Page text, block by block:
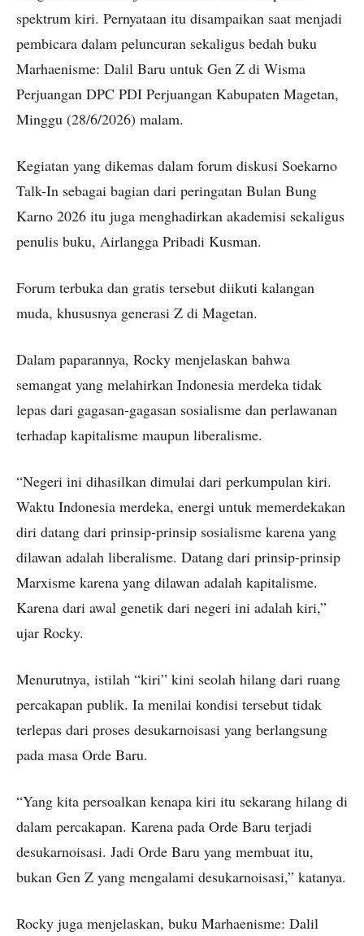
spektrum kiri. Pernyataan itu disampaikan saat menjadi
pembicara dalam peluncuran sekaligus bedah buku
Marhaenisme: Dalil Baru untuk Gen Z di Wisma
Perjuangan DPC PDI Perjuangan Kabupaten Magetan,
Minggu (28/6/2026) malam.
Kegiatan yang dikemas dalam forum diskusi Soekarno
Talk-In sebagai bagian dari peringatan Bulan Bung
Karno 2026 itu juga menghadirkan akademisi sekaligus
penulis buku, Airlangga Pribadi Kusman.
Forum terbuka dan gratis tersebut diikuti kalangan
muda, khususnya generasi Z di Magetan.
Dalam paparannya, Rocky menjelaskan bahwa
semangat yang melahirkan Indonesia merdeka tidak
lepas dari gagasan-gagasan sosialisme dan perlawanan
terhadap kapitalisme maupun liberalisme.
“Negeri ini dihasilkan dimulai dari perkumpulan kiri.
Waktu Indonesia merdeka, energi untuk memerdekakan
diri datang dari prinsip-prinsip sosialisme karena yang
dilawan adalah liberalisme. Datang dari prinsip-prinsip
Marxisme karena yang dilawan adalah kapitalisme.
Karena dari awal genetik dari negeri ini adalah kiri,”
ujar Rocky.
Menurutnya, istilah “kiri” kini seolah hilang dari ruang
percakapan publik. Ia menilai kondisi tersebut tidak
terlepas dari proses desukarnoisasi yang berlangsung
pada masa Orde Baru.
“Yang kita persoalkan kenapa kiri itu sekarang hilang di
dalam percakapan. Karena pada Orde Baru terjadi
desukarnoisasi. Jadi Orde Baru yang membuat itu,
bukan Gen Z yang mengalami desukarnoisasi,” katanya.
Rocky juga menjelaskan, buku Marhaenisme: Dalil